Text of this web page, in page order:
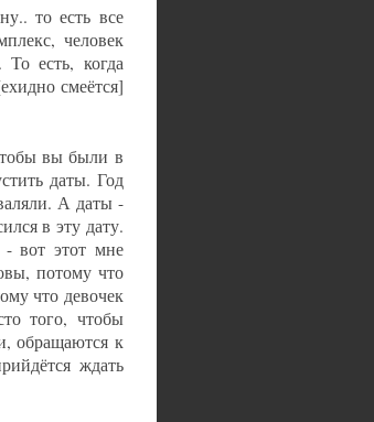
то есть все
человек
То есть, когда
смеётся]
вы были в
даты. Год
А даты -
в эту дату.
вот этот мне
потому что
что девочек
того, чтобы
обращаются к
ждать